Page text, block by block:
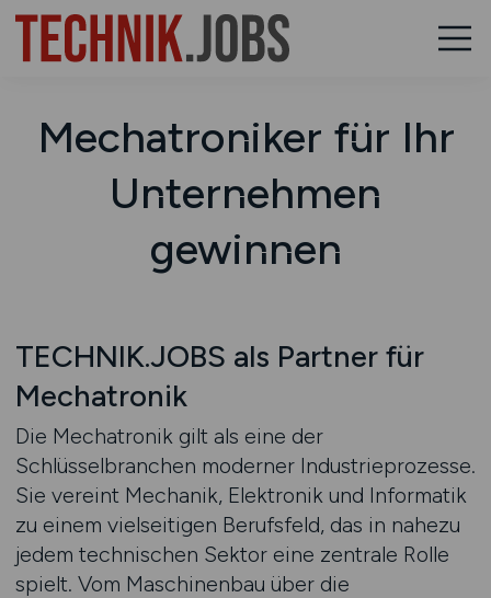
Mechatroniker für Ihr
Unternehmen
gewinnen
TECHNIK.JOBS als Partner für
Mechatronik
Die Mechatronik gilt als eine der
Schlüsselbranchen moderner Industrieprozesse.
Sie vereint Mechanik, Elektronik und Informatik
zu einem vielseitigen Berufsfeld, das in nahezu
jedem technischen Sektor eine zentrale Rolle
spielt. Vom Maschinenbau über die